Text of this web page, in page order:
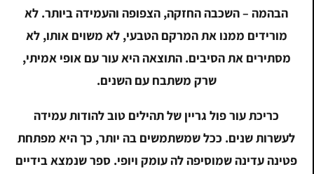
הבהמה – השכבה החזקה, הצפופה והעמידה ביותר. לא
מורידים ממנו את המרקם הטבעי, לא משוים אותו, לא
מסתירים את הסיבים. התוצאה היא עור עם אופי אמיתי,
שרק משתבח עם השנים.
כריכת עור פול גריין של תהילים טוב להודות עמידה
לעשרות שנים. ככל שמשתמשים בה יותר, כך היא מפתחת
פטינה עדינה שמוסיפה לה עומק ויופי. ספר שנמצא בידיים